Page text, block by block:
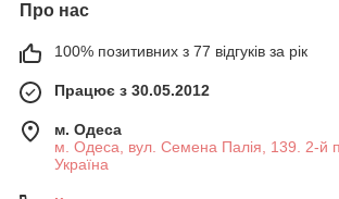
Про нас
100% позитивних з 77 відгуків за рік
Працює з 30.05.2012
м. Одеса
м. Одеса, вул. Семена Палія, 139. 2-й
Україна